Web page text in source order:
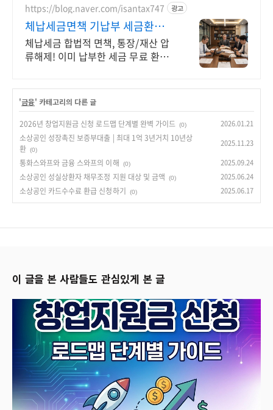
https://blog.naver.com/isantax747 광고
체납세금면책 기납부 세금환급
국세청 30년 관록 베테랑
체납세금 합법적 면책, 통장/재산 압
류해제! 이미 납부한 세금 무료 환급
단
'금융' 카테고리의 다른 글
2026년 창업지원금 신청 로드맵 단계별 완벽 가이드 (0) 2026.01.21
소상공인 성장촉진 보증부대출 | 최대 1억 3년거치 10년상
환 (0)
2025.11.23
통화스와프와 금융 스와프의 이해 (0) 2025.09.24
소상공인 성실상환자 채무조정 지원 대상 및 금액 (0) 2025.06.24
소상공인 카드수수료 환급 신청하기 (0) 2025.06.17
이 글을 본 사람들도 관심있게 본 글